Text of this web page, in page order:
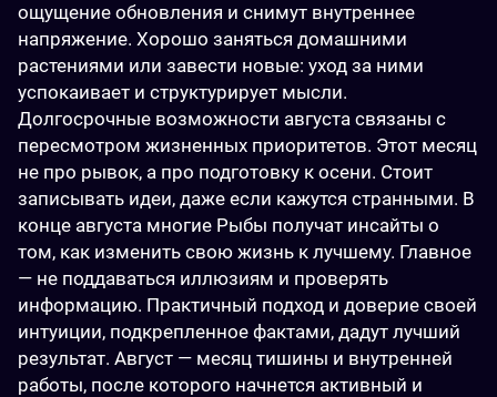
ощущение обновления и снимут внутреннее
напряжение. Хорошо заняться домашними
растениями или завести новые: уход за ними
успокаивает и структурирует мысли.
Долгосрочные возможности августа связаны с
пересмотром жизненных приоритетов. Этот месяц
не про рывок, а про подготовку к осени. Стоит
записывать идеи, даже если кажутся странными. В
конце августа многие Рыбы получат инсайты о
том, как изменить свою жизнь к лучшему. Главное
— не поддаваться иллюзиям и проверять
информацию. Практичный подход и доверие своей
интуиции, подкрепленное фактами, дадут лучший
результат. Август — месяц тишины и внутренней
работы, после которого начнется активный и